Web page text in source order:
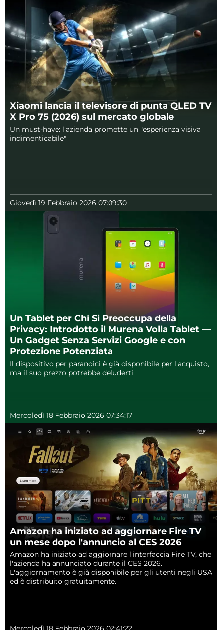
Xiaomi lancia il televisore di punta QLED TV
X Pro 75 (2026) sul mercato globale
Un must-have: l'azienda promette un "esperienza visiva
indimenticabile"
Giovedì 19 Febbraio 2026 07:09:30
Un Tablet per Chi Si Preoccupa della
Privacy: Introdotto il Murena Volla Tablet —
Un Gadget Senza Servizi Google e con
Protezione Potenziata
Il dispositivo per paranoici è già disponibile per l'acquisto,
ma il suo prezzo potrebbe deluderti
Mercoledì 18 Febbraio 2026 07:34:17
Amazon ha iniziato ad aggiornare Fire TV
un mese dopo l'annuncio al CES 2026
Amazon ha iniziato ad aggiornare l'interfaccia Fire TV, che
l'azienda ha annunciato durante il CES 2026.
L'aggiornamento è già disponibile per gli utenti negli USA
ed è distribuito gratuitamente.
Mercoledì 18 Febbraio 2026 02:41:22